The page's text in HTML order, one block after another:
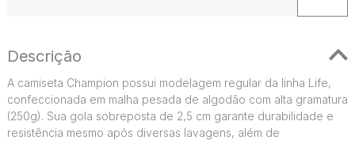
Descrição
A camiseta Champion possui modelagem regular da linha Life,
confeccionada em malha pesada de algodão com alta gramatura
(250g). Sua gola sobreposta de 2,5 cm garante durabilidade e
resistência mesmo após diversas lavagens, além de